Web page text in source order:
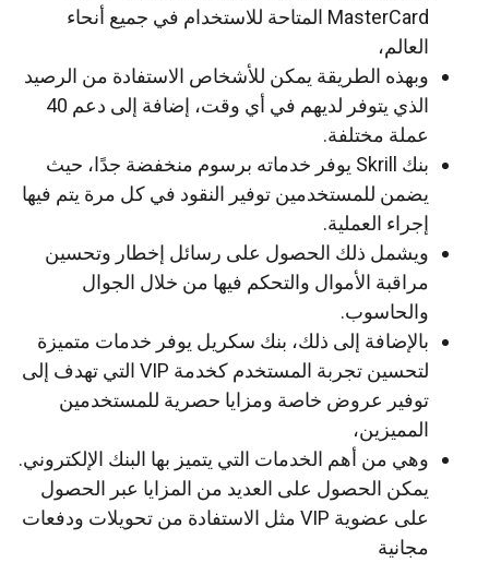
MasterCard المتاحة للاستخدام في جميع أنحاء
العالم،
وبهذه الطريقة يمكن للأشخاص الاستفادة من الرصيد
الذي يتوفر لديهم في أي وقت، إضافة إلى دعم 40
عملة مختلفة.
بنك Skrill يوفر خدماته برسوم منخفضة جدًا، حيث
يضمن للمستخدمين توفير النقود في كل مرة يتم فيها
إجراء العملية.
ويشمل ذلك الحصول على رسائل إخطار وتحسين
مراقبة الأموال والتحكم فيها من خلال الجوال
والحاسوب.
بالإضافة إلى ذلك، بنك سكريل يوفر خدمات متميزة
لتحسين تجربة المستخدم كخدمة VIP التي تهدف إلى
توفير عروض خاصة ومزايا حصرية للمستخدمين
المميزين،
وهي من أهم الخدمات التي يتميز بها البنك الإلكتروني.
يمكن الحصول على العديد من المزايا عبر الحصول
على عضوية VIP مثل الاستفادة من تحويلات ودفعات
مجانية